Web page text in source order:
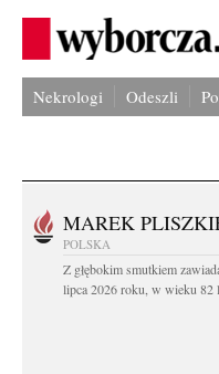
Nekrologi Odeszli
MAREK
POLSKA
Z głębokim smutkiem
lipca 2026 roku, w wieku 82